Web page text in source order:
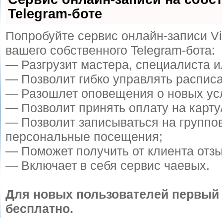
Telegram-боте
Попробуйте сервис онлайн-записи
вашего собственного Telegram-бота:
— Разгрузит мастера, специалиста
— Позволит гибко управлять
— Разошлет оповещения о новых
— Позволит принять оплату на
— Позволит записываться на
персональные посещения;
— Поможет получить от клиента
— Включает в себя сервис чаевых.
Для новых пользователей
бесплатно.